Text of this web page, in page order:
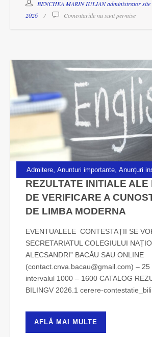
BENCHEA MARIN IULIAN administrator site
2026
Comentariile nu sunt permise
Admitere Anunturi importante Anunțuri
REZULTATE INITIALE ALE
DE VERIFICARE A
DE LIMBA MODERNA
EVENTUALELE CONTESTAȚII SE
SECRETARIATUL COLEGIULUI
ALECSANDRI” BACĂU SAU ONLINE
(contact.cnva.bacau@gmail.com) –
intervalul 1000 – 1600 CATALOG
BILINGV 2026.1 cerere-
AFLĂ MAI MULTE